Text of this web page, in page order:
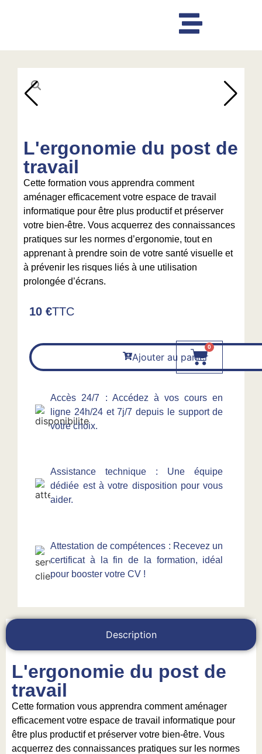
L'ergonomie du post de
travail
Cette formation vous apprendra comment
aménager efficacement votre espace de travail
informatique pour être plus productif et préserver
votre bien-être. Vous acquerrez des connaissances
pratiques sur les normes d’ergonomie, tout en
apprenant à prendre soin de votre santé visuelle et
à prévenir les risques liés à une utilisation
prolongée d’écrans.
10 €TTC
Ajouter au panier
0
Accès 24/7 : Accédez à vos cours en
ligne 24h/24 et 7j/7 depuis le support de
votre choix.
Assistance technique : Une équipe
dédiée est à votre disposition pour vous
aider.
Attestation de compétences : Recevez un
certificat à la fin de la formation, idéal
pour booster votre CV !
Description
L'ergonomie du post de
travail
Cette formation vous apprendra comment aménager
efficacement votre espace de travail informatique pour
être plus productif et préserver votre bien-être. Vous
acquerrez des connaissances pratiques sur les normes